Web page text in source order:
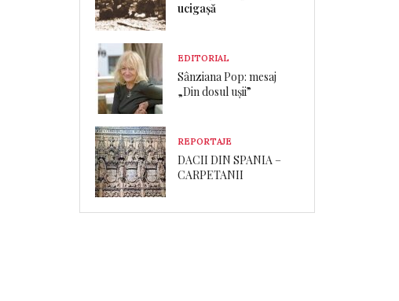
ucigașă
EDITORIAL
Sânziana Pop: mesaj
„Din dosul ușii”
REPORTAJE
DACII DIN SPANIA –
CARPETANII